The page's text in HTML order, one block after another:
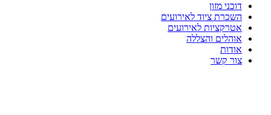
דוכני מזון
השכרת ציוד לאירועים
אטרקציות לאירועים
אוהלים והצללה
אודות
צור קשר